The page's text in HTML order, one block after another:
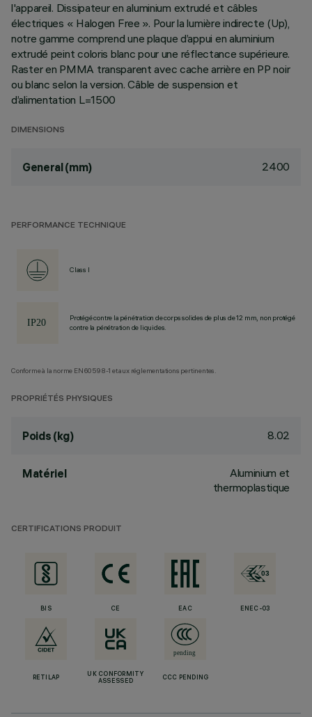
l'appareil. Dissipateur en aluminium extrudé et câbles
électriques « Halogen Free ». Pour la lumière indirecte (Up),
notre gamme comprend une plaque d’appui en aluminium
extrudé peint coloris blanc pour une réflectance supérieure.
Raster en PMMA transparent avec cache arrière en PP noir
ou blanc selon la version. Câble de suspension et
d’alimentation L=1500
DIMENSIONS
General (mm) 2400
PERFORMANCE TECHNIQUE
Class I
Protégé contre la pénétration de corps solides de plus de 12 mm, non protégé
contre la pénétration de liquides.
Conforme à la norme EN60598-1 et aux réglementations pertinentes.
PROPRIÉTÉS PHYSIQUES
Poids (kg) 8.02
Matériel
Aluminium et
thermoplastique
CERTIFICATIONS PRODUIT
BIS CE EAC ENEC-03
RETILAP
UK CONFORMITY
ASSESSED
CCC PENDING